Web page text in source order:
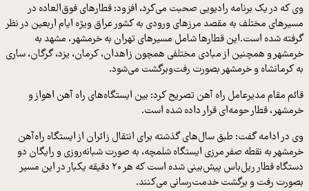
وی که در یک برنامه رادیویی صحبت می‌کرد، افزود: قطارهای فوق‌العاده در
مسیرهای مختلف به مقصد مرزهای ورودی به کشور عراق ویژه ایام اربعین در نظر
گرفته شده است.این قطارها شامل مسیرهای تهران به خرمشهر، مشهد به
خرمشهر و همچنین از مبادی مختلفی همچون زاهدان، کرمان، یزد، گرگان، ساری
به کرمانشاه و خرمشهر بصورت رفت‌وبرگشت می‌شود.
قائم مقام مدیرعامل راه آهن تصریح کرد: بین ایستگاه‌های راه آهن اهواز و
خرمشهر، قطار حومه‌ای قرار داده شده است.
وی در ادامه گفت: طبق سال‌های گذشته برای انتقال زائران از ایستگاه راه‌آهن
خرمشهر به نقطه صفر مرزی ایستگاه شلمچه، به صورت شبانه‌روزی و رایگان دو
دستگاه قطار ریل‌باس پیش‌بینی شده است که هر ۲۰ دقیقه یکبار در این مسیر
بصورت رفت و برگشت خدمت‌رسانی می‌کنند.